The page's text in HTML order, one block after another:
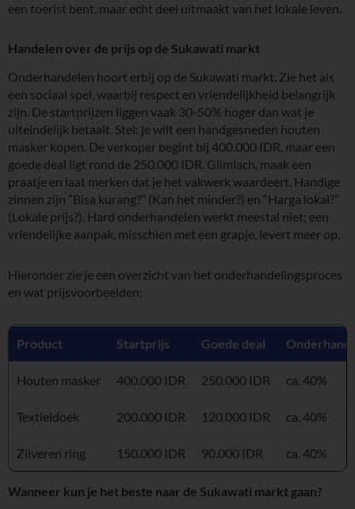
een toerist bent, maar echt deel uitmaakt van het lokale leven.
Handelen over de prijs op de Sukawati markt
Onderhandelen hoort erbij op de Sukawati markt. Zie het als
een sociaal spel, waarbij respect en vriendelijkheid belangrijk
zijn. De startprijzen liggen vaak 30-50% hoger dan wat je
uiteindelijk betaalt. Stel: je wilt een handgesneden houten
masker kopen. De verkoper begint bij 400.000 IDR, maar een
goede deal ligt rond de 250.000 IDR. Glimlach, maak een
praatje en laat merken dat je het vakwerk waardeert. Handige
zinnen zijn “Bisa kurang?” (Kan het minder?) en “Harga lokal?”
(Lokale prijs?). Hard onderhandelen werkt meestal niet; een
vriendelijke aanpak, misschien met een grapje, levert meer op.
Hieronder zie je een overzicht van het onderhandelingsproces
en wat prijsvoorbeelden:
Product Startprijs Goede deal
Houten masker 400.000 IDR 250.000 IDR ca. 40%
Textieldoek 200.000 IDR 120.000 IDR ca. 40%
Zilveren ring 150.000 IDR 90.000 IDR ca. 40%
Wanneer kun je het beste naar de Sukawati markt gaan?